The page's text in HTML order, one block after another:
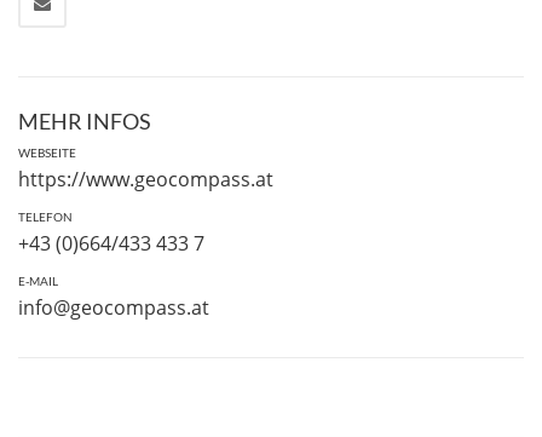
MEHR INFOS
WEBSEITE
https://www.geocompass.at
TELEFON
+43 (0)664/433 433 7
E-MAIL
info@geocompass.at